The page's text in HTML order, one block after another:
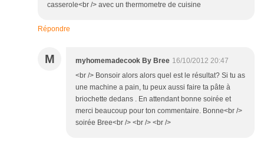
casserole<br /> avec un thermometre de cuisine
Répondre
M myhomemadecook By Bree 16/10/2012 20:47
<br /> Bonsoir alors alors quel est le résultat? Si tu as
une machine a pain, tu peux aussi faire ta pâte à
briochette dedans . En attendant bonne soirée et
merci beaucoup pour ton commentaire. Bonne<br />
soirée Bree<br /> <br /> <br />